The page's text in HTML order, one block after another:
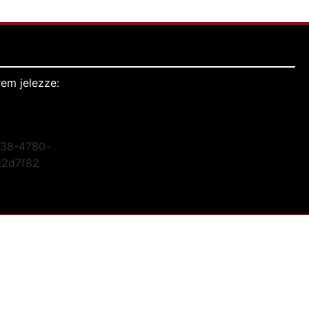
jelezze: